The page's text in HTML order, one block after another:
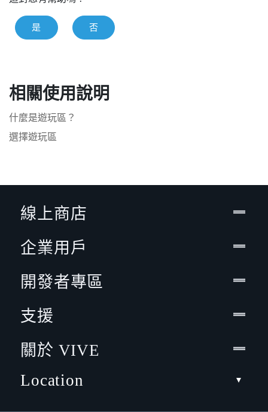
是 否
相關使用說明
什麼是遊玩區？
選擇遊玩區
線上商店
企業用戶
開發者專區
支援
關於 VIVE
Location